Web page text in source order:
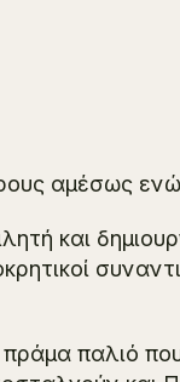
αμέσως
και
πράμα παλιό